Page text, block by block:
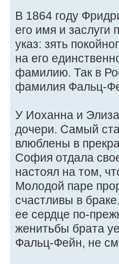
В 1864 году
его имя и
указ: зять
на его
фамилию. Так в
фамилия Фальц-
У Иоханна и
дочери. Самый
влюблены в
София отдала
настоял на том,
Молодой паре
счастливы в
ее сердце по-
женитьбы брата
Фальц-Фейн, не